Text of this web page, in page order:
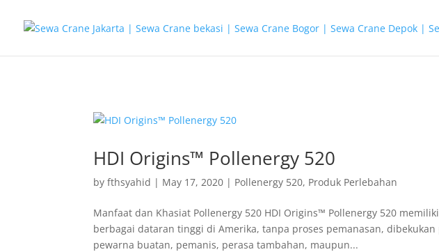
HDI Origins™ Pollenergy 520
byfthsyahid | May 17, 2020 | Pollenergy 520, Produk Perlebahan
Manfaat dan Khasiat Pollenergy 520 HDI Origins™ Pollenergy 520
berbagai dataran tinggi di Amerika, tanpa proses pemanasan,
pewarna buatan, pemanis, perasa tambahan, maupun...